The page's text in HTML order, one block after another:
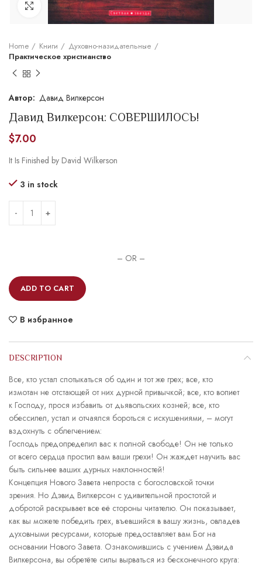
Увеличить
Home Книги
Духовно-назидательные
Практическое христианство
Давид Вилкерсон
Давид Вилкерсон: СОВЕРШИЛОСЬ!
$7.00
It Is Finished by David Wilkerson
3 in stock
– OR –
ADD TO CART
В избранное
DESCRIPTION
Все, кто устал спотыкаться об один и тот же грех; все, кто
измотан не отстающей от них дурной привычкой; все, кто вопиет
к Господу, прося избавить от дьявольских козней; все, кто
обессилел, устал и отчаялся бороться с искушениями, – могут
вздохнуть с облегчением:
Господь предопределил вас к полной свободе! Он не только
от всего сердца простил вам ваши грехи! Он жаждет научить вас
быть сильнее ваших дурных наклонностей!
Концепция Нового Завета непроста с богословской точки
зрения. Но Дэвид Вилкерсон с удивительной простотой и
добротой раскрывает все её стороны читателю. Он показывает,
как вы можете победить грех, въевшийся в вашу жизнь, овладев
духовными ресурсами, которые предоставляет вам Бог на
основании Нового Завета. Ознакомившись с учением Дэвида
Вилкерсона, вы обретёте силы вырваться из бесконечного круга: